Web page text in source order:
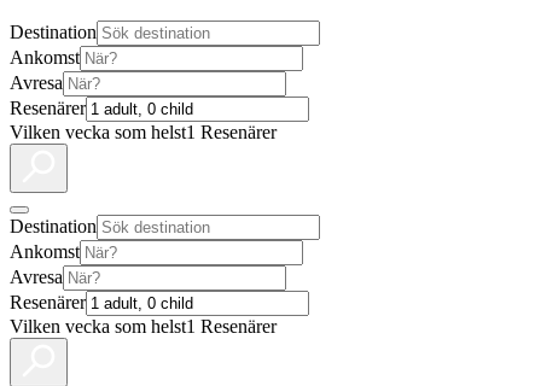
Destination
Ankomst
Avresa
Resenärer
Vilken vecka som helst1 Resenärer
Destination
Ankomst
Avresa
Resenärer
Vilken vecka som helst1 Resenärer